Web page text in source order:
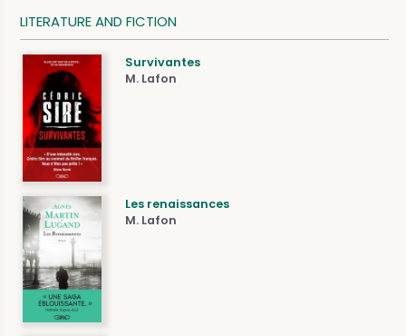
LITERATURE AND FICTION
Survivantes
M. Lafon
Les renaissances
M. Lafon